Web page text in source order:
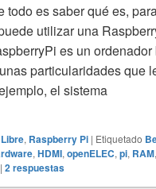
todo es saber qué es,
utilizar una
es un ordenador
particularidades que
el sistema
Pi: Empezamos.
, Raspberry Pi | Etiquetado
, HDMI, openELEC, pi, RAM,
| 2respuestas